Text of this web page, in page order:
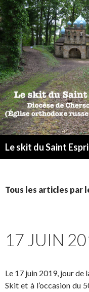
Le skit du Saint
Tous les articles par
17 JUIN
Le 17 juin 2019, jour de
Skit et à l’occasion du